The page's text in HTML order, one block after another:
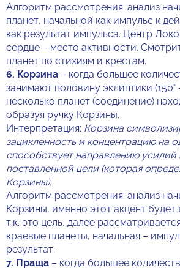
Алгоритм рассмотрения: анализ
планет, начальной как импульс к
как результат импульса. Центр
сердце – место активности.
планет по стихиям и крестам.
6. Корзина – когда большее
занимают половину эклиптики (150°
несколько планет (соединение)
образуя ручку Корзины.
Интерпретация: Корзина
зацикленность и концентрацию на
способствует направлению
поставленной цели (которая
Корзины).
Алгоритм рассмотрения: анализ
Корзины, именно этот акцент будет
т.к. это цель, далее
краевые планеты, начальная –
результат.
7. Праща – когда большее